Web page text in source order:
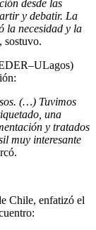
desde las
y debatir. La
la necesidad y la
, sostuvo.
(…) Tuvimos
una
y tratados
muy interesante
Chile, enfatizó el